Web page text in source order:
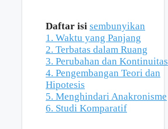
Daftar isi sembunyikan
1. Waktu yang Panjang
2. Terbatas dalam Ruang
3. Perubahan dan Kontinuitas
4. Pengembangan Teori dan
Hipotesis
5. Menghindari Anakronisme
6. Studi Komparatif